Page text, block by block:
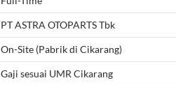
PT ASTRA OTOPARTS Tbk
On-Site (Pabrik di Cikarang)
Gaji sesuai UMR Cikarang